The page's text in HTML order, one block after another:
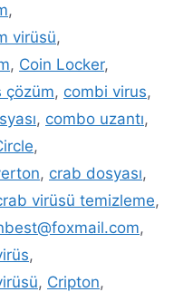
,
virüsü,
, Coin Locker,
çözüm, combi virus,
, combo uzantı,
,
, crab dosyası,
virüsü temizleme,
,
,
, Cripton,